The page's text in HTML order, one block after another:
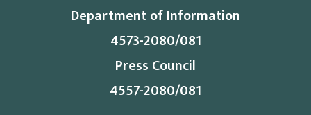
Department of Information
4573-2080/081
Press Council
4557-2080/081